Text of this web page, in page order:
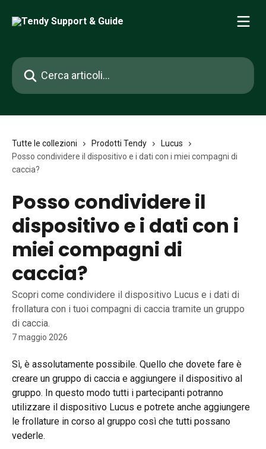
Cerca articoli…
Tutte le collezioni Prodotti Tendy
Lucus
Posso condividere il dispositivo e i dati con i miei compagni di
caccia?
Posso condividere il
dispositivo e i dati con i
miei compagni di
caccia?
Scopri come condividere il dispositivo Lucus e i dati di
frollatura con i tuoi compagni di caccia tramite un gruppo
di caccia.
7 maggio 2026
Sì, è assolutamente possibile. Quello che dovete fare è
creare un gruppo di caccia e aggiungere il dispositivo al
gruppo. In questo modo tutti i partecipanti potranno
utilizzare il dispositivo Lucus e potrete anche aggiungere
le frollature in corso al gruppo così che tutti possano
vederle.